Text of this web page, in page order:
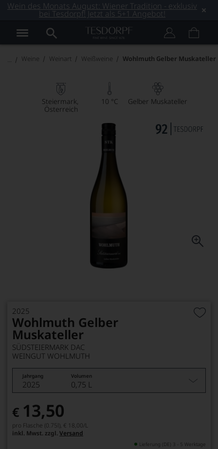
Wein des Monats August: Wiener Tradition - exklusiv
bei Tesdorpf! Jetzt als 5+1 Angebot!
Weine Weinart Weißweine Wohlmuth Gelber Muskateller
Steiermark
Österreich
10 °C Gelber Muskateller
2025
Wohlmuth Gelber
Muskateller
SÜDSTEIERMARK DAC
WEINGUT WOHLMUTH
Jahrgang Volumen
2025 0,75 L
€ 13,50
pro Flasche (0.75l), € 18,00/L
inkl. Mwst. zzgl. Versand
Lieferung (DE) 3 - 5 Werktage